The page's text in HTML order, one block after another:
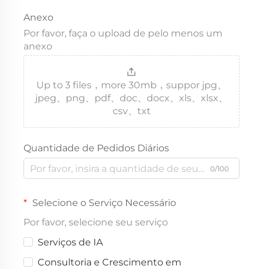
Anexo
Por favor, faça o upload de pelo menos um
anexo
Up to 3 files，more 30mb，suppor jpg、
jpeg、png、pdf、doc、docx、xls、xlsx、
csv、txt
Quantidade de Pedidos Diários
0/100
Selecione o Serviço Necessário
Por favor, selecione seu serviço
Serviços de IA
Consultoria e Crescimento em